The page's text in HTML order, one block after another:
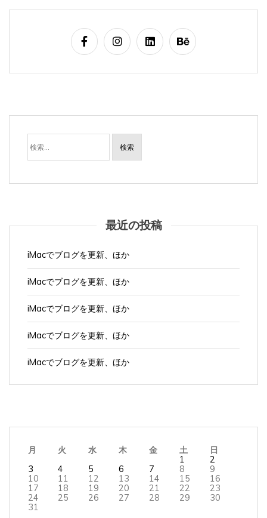
検
索:
最近の投稿
iMacでブログを更新、ほか
iMacでブログを更新、ほか
iMacでブログを更新、ほか
iMacでブログを更新、ほか
iMacでブログを更新、ほか
月 火 水 木 金 土
日
1
2
3
4 5 6 7 8
9
10
11 12 13 14 15
16
17
18 19 20 21 22
23
24
25 26 27 28 29
30
31